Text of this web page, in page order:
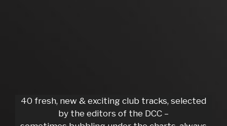
40 fresh, new & exciting club tracks, selected
by the editors of the DCC –